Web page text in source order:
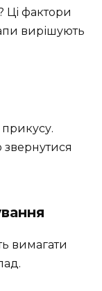
Ці фактори
вирішують
вимагати